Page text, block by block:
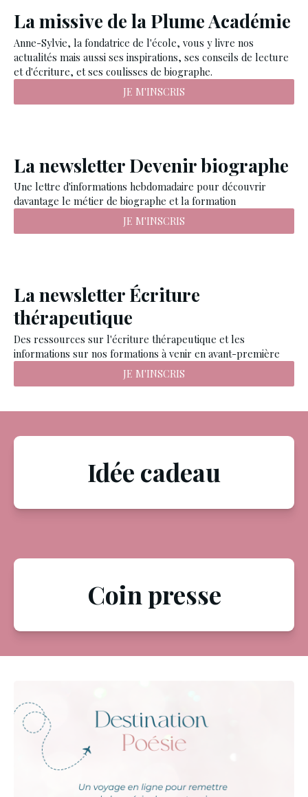
La missive de la Plume Académie
Anne-Sylvie, la fondatrice de l'école, vous y livre nos
actualités mais aussi ses inspirations, ses conseils de lecture
et d'écriture, et ses coulisses de biographe.
JE M'INSCRIS
La newsletter Devenir biographe
Une lettre d'informations hebdomadaire pour découvrir
davantage le métier de biographe et la formation
JE M'INSCRIS
La newsletter Écriture
thérapeutique
Des ressources sur l'écriture thérapeutique et les
informations sur nos formations à venir en avant-première
JE M'INSCRIS
Idée cadeau
Coin presse